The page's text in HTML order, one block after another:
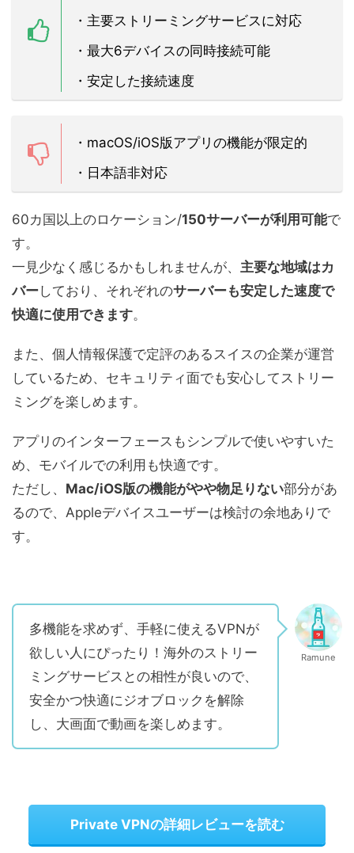
・主要ストリーミングサービスに対応
・最大6デバイスの同時接続可能
・安定した接続速度
・macOS/iOS版アプリの機能が限定的
・日本語非対応
60カ国以上のロケーション/150サーバーが利用可能で
す。
一見少なく感じるかもしれませんが、 主要な地域はカ
バーしており、それぞれのサーバーも安定した速度で
快適に使用できます。
また、個人情報保護で定評のあるスイスの企業が運営
しているため、セキュリティ面でも安心してストリー
ミングを楽しめます。
アプリのインターフェースもシンプルで使いやすいた
め、モバイルでの利用も快適です。
ただし、 Mac/iOS版の機能がやや物足りない部分があ
るので、Appleデバイスユーザーは検討の余地ありで
す。
多機能を求めず、手軽に使えるVPNが
欲しい人にぴったり！海外のストリー
ミングサービスとの相性が良いので、
安全かつ快適にジオブロックを解除
し、大画面で動画を楽しめます。
Ramune
Private VPNの詳細レビューを読む